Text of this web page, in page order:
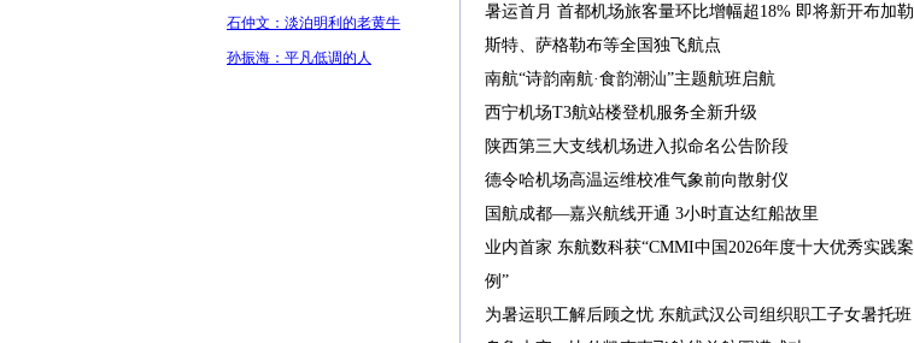
暑运首月 首都机场旅客量环比增幅超18% 即将新开布加勒
斯特、萨格勒布等全国独飞航点
南航“诗韵南航·食韵潮汕”主题航班启航
西宁机场T3航站楼登机服务全新升级
陕西第三大支线机场进入拟命名公告阶段
德令哈机场高温运维校准气象前向散射仪
国航成都—嘉兴航线开通 3小时直达红船故里
业内首家 东航数科获“CMMI中国2026年度十大优秀实践案
例”
为暑运职工解后顾之忧 东航武汉公司组织职工子女暑托班